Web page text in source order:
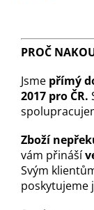
PROČ
Jsme přímý
2017 pro ČR.
Zboží
vám přináší
Svým
poskytujeme